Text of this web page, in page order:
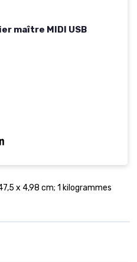
maître MIDI USB
x 4,98 cm; 1 kilogrammes